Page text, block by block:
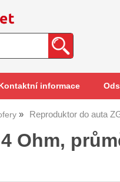
Kontaktní informace
Reproduktor do auta
Ohm,